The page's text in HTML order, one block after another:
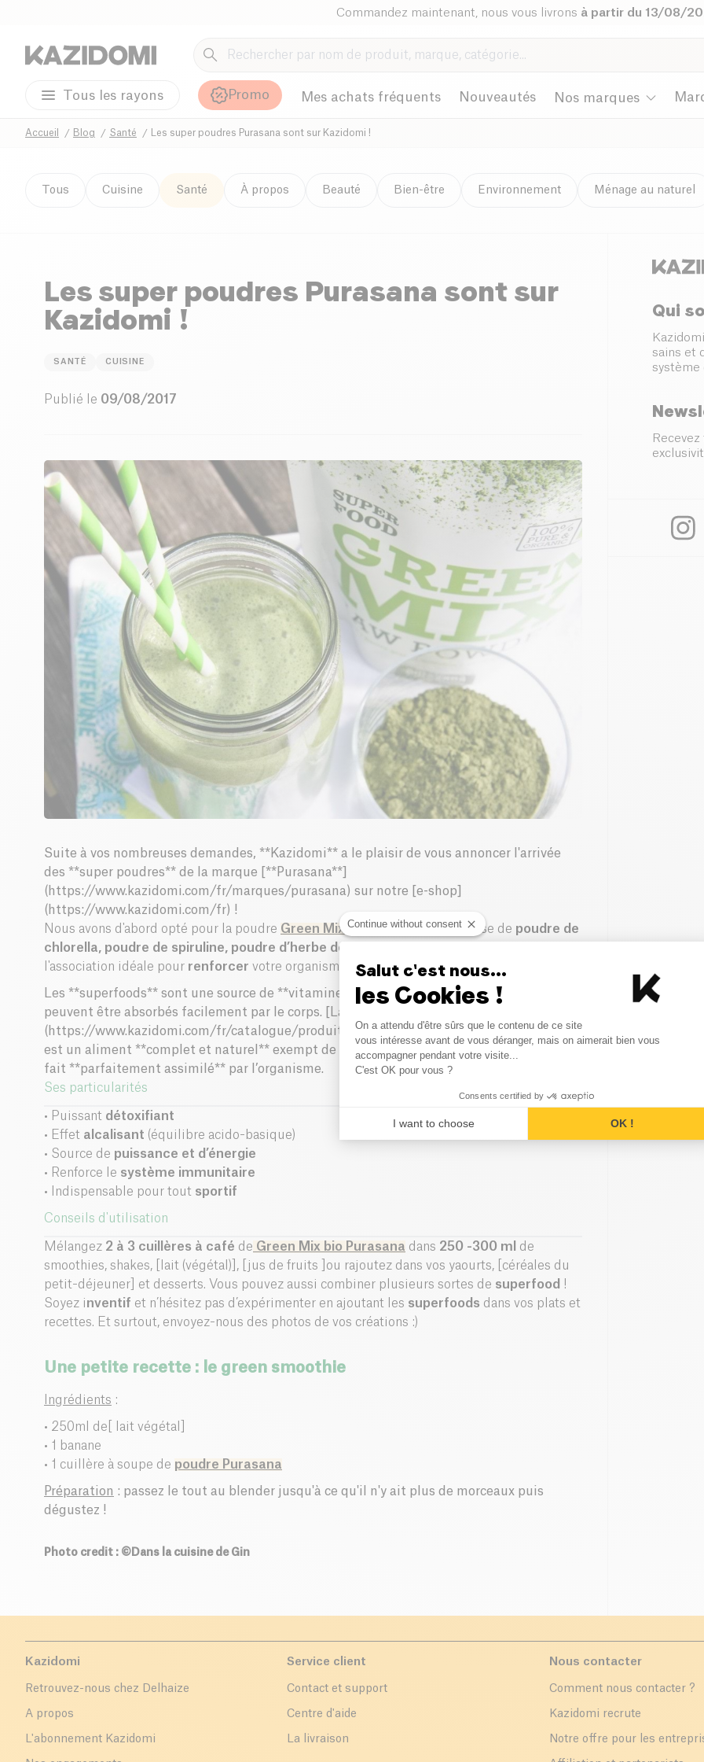
Commandez maintenant, nous vous livrons à partir du 13/08/
Tous les rayons Promo Mes achats fréquents Nouveautés Nos marques
Accueil Blog Santé Les super poudres Purasana sont sur Kazidomi !
Tous Cuisine Santé À propos Beauté Bien-être Environnement Ménage au naturel
Les super poudres Purasana sont sur
Kazidomi !
SANTÉ CUISINE
Publié le 09/08/2017
Suite à vos nombreuses demandes, **Kazidomi** a le plaisir de vous annoncer l'arrivée
des **super poudres** de la marque [**Purasana**]
(https://www.kazidomi.com/fr/marques/purasana) sur notre [e-shop]
(https://www.kazidomi.com/fr) !
Nous avons d'abord opté pour la poudre Green Mix , un mélangericheà base de poudre de
chlorella, poudre de spiruline, poudre d’herbe de blé et poudre d’herbe d’orge
l'association idéale pour renforcer votre organisme au quotidien.
Les **superfoods** sont une source de **vitamines, minéraux et phytonutriments** qui
peuvent être absorbés facilement par le corps. [La poudre Green Mix]
(https://www.kazidomi.com/fr/catalogue/produits/purasana-727-green-mix-bio-200g)
est un aliment **complet et naturel** exempt de tout additif synthétique et qui est de ce
fait **parfaitement assimilé** par l’organisme.
Ses particularités
• Puissant détoxifiant
• Effet alcalisant (équilibre acido-basique)
• Source de puissance et d’énergie
• Renforce le système immunitaire
• Indispensable pour tout sportif
Conseils d'utilisation
Mélangez 2 à 3 cuillères à café de Green Mix bio Purasana dans 250 -300 ml
de
smoothies, shakes, [lait (végétal)], [jus de fruits ]ou rajoutez dans vos yaourts, [céréales du
petit-déjeuner] et desserts. Vous pouvez aussi combiner plusieurs sortes de superfood !
Soyez inventif et n’hésitez pas d’expérimenter en ajoutant les superfoods dans vos plats et
recettes. Et surtout, envoyez-nous des photos de vos créations :)
Une petite recette : le green smoothie
Ingrédients :
• 250ml de[ lait végétal]
• 1 banane
• 1 cuillère à soupe de poudre Purasana
Préparation : passez le tout au blender jusqu'à ce qu'il n'y ait plus de morceaux puis
dégustez !
Photo credit : ©Dans la cuisine de Gin
Qui
sains et
système
Kazidomi
Retrouvez-nous chez Delhaize
A propos
L'abonnement Kazidomi
Service client
Contact et support
Centre d'aide
La livraison
Nous contacter
Comment nous contacter ?
Kazidomi recrute
Notre offre pour les
Continue without consent
Salut c'est nous...
les Cookies !
Consent Management
On a attendu d'être sûrs que le contenu de ce site
vous intéresse avant de vous déranger, mais on aimerait bien vous
accompagner pendant votre visite...
C'est OK pour vous ?
Consents certified by
I want to choose OK !
Axeptio consent